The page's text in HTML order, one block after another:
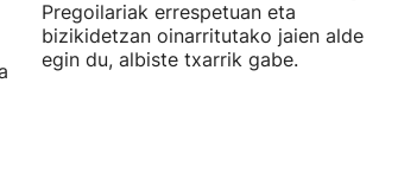
Pregoilariak errespetuan eta
bizikidetzan oinarritutako jaien alde
egin du, albiste txarrik gabe.